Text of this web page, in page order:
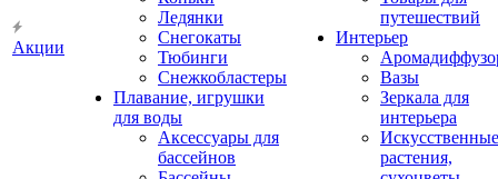
Акции
Ледянки
Снегокаты
Тюбинги
Снежкобластеры
Плавание, игрушки
для воды
Аксессуары для
бассейнов
путешествий
Интерьер
Вазы
Зеркала для
интерьера
Искусственные
растения,